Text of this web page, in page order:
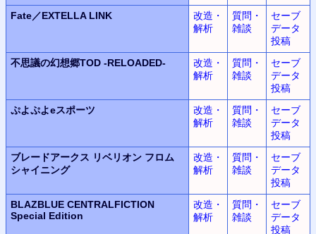
Fate／EXTELLA LINK
改造・
解析
質問・
雑談
セーブ
データ
投稿
不思議の幻想郷TOD -RELOADED-
改造・
解析
質問・
雑談
セーブ
データ
投稿
ぷよぷよeスポーツ
改造・
解析
質問・
雑談
セーブ
データ
投稿
ブレードアークス リベリオン フロム
シャイニング
改造・
解析
質問・
雑談
セーブ
データ
投稿
BLAZBLUE CENTRALFICTION
Special Edition
改造・
解析
質問・
雑談
セーブ
データ
投稿